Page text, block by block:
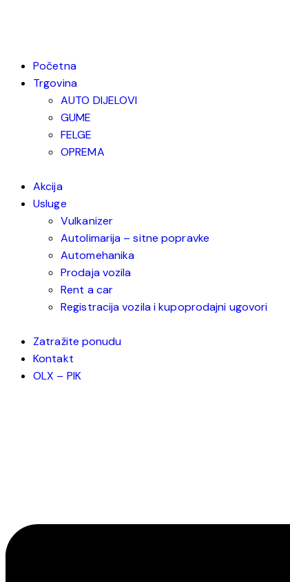
Početna
Trgovina
AUTO DIJELOVI
GUME
FELGE
OPREMA
Akcija
Usluge
Vulkanizer
Autolimarija – sitne popravke
Automehanika
Prodaja vozila
Rent a car
Registracija vozila i kupoprodajni ugovori
Zatražite ponudu
Kontakt
OLX – PIK